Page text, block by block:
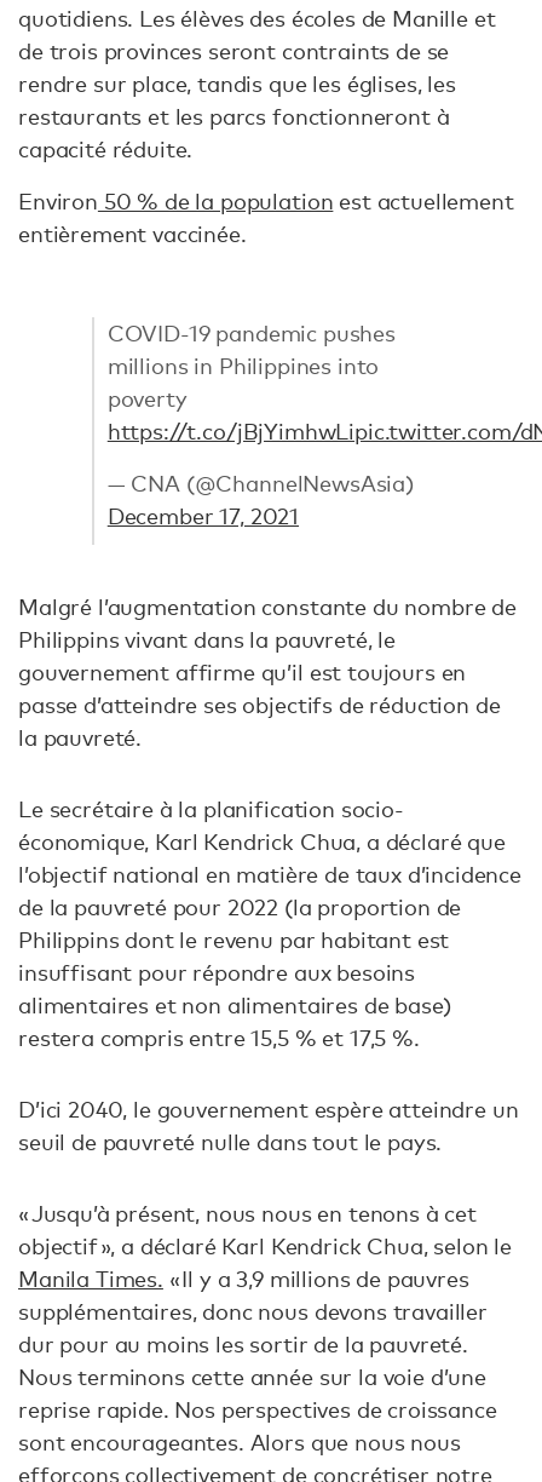
quotidiens. Les élèves des écoles de Manille et
de trois provinces seront contraints de se
rendre sur place, tandis que les églises, les
restaurants et les parcs fonctionneront à
capacité réduite.
Environ 50 % de la population est actuellement
entièrement vaccinée.
COVID-19 pandemic pushes
millions in Philippines into
poverty
https://t.co/jBjYimhwLipic.twitter.com/
— CNA (@ChannelNewsAsia)
December 17, 2021
Malgré l’augmentation constante du nombre de
Philippins vivant dans la pauvreté, le
gouvernement affirme qu’il est toujours en
passe d’atteindre ses objectifs de réduction de
la pauvreté.
Le secrétaire à la planification socio-
économique, Karl Kendrick Chua, a déclaré que
l’objectif national en matière de taux d’incidence
de la pauvreté pour 2022 (la proportion de
Philippins dont le revenu par habitant est
insuffisant pour répondre aux besoins
alimentaires et non alimentaires de base)
restera compris entre 15,5 % et 17,5 %.
D’ici 2040, le gouvernement espère atteindre un
seuil de pauvreté nulle dans tout le pays.
« Jusqu’à présent, nous nous en tenons à cet
objectif », a déclaré Karl Kendrick Chua, selon le
Manila Times. « Il y a 3,9 millions de pauvres
supplémentaires, donc nous devons travailler
dur pour au moins les sortir de la pauvreté.
Nous terminons cette année sur la voie d’une
reprise rapide. Nos perspectives de croissance
sont encourageantes. Alors que nous nous
efforçons collectivement de concrétiser notre